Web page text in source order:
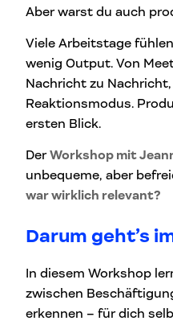
Aber warst du auch
Viele Arbeitstage
wenig Output. Von
Nachricht zu
Reaktionsmodus.
ersten Blick.
DerWorkshop mit
unbequeme, aber
war wirklich relevant?
Darum geht’s
In diesem Workshop
zwischen
erkennen – für dich